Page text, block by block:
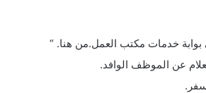
بوابة خدمات مكتب العمل.من هنا. “
عن الموظف الوافد.